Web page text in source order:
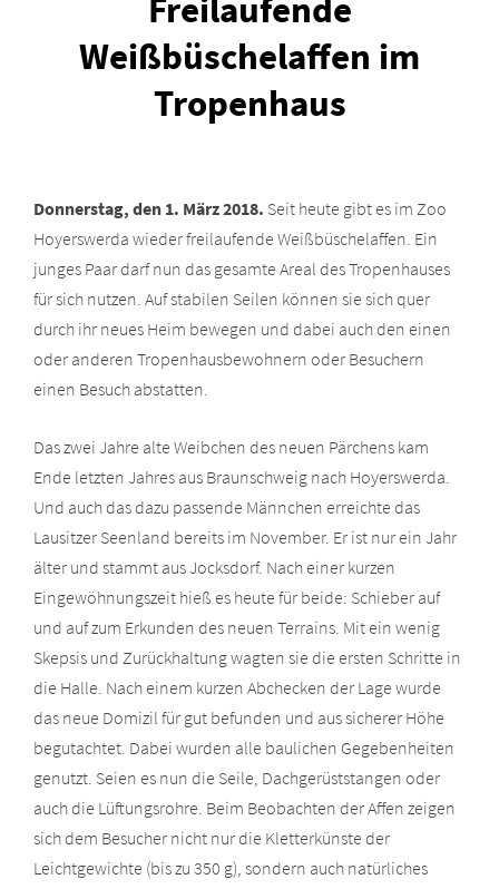
Freilaufende
Weißbüschelaffen im
Tropenhaus
Donnerstag, den 1. März 2018. Seit heute gibt es im Zoo
Hoyerswerda wieder freilaufende Weißbüschelaffen. Ein
junges Paar darf nun das gesamte Areal des Tropenhauses
für sich nutzen. Auf stabilen Seilen können sie sich quer
durch ihr neues Heim bewegen und dabei auch den einen
oder anderen Tropenhausbewohnern oder Besuchern
einen Besuch abstatten.
Das zwei Jahre alte Weibchen des neuen Pärchens kam
Ende letzten Jahres aus Braunschweig nach Hoyerswerda.
Und auch das dazu passende Männchen erreichte das
Lausitzer Seenland bereits im November. Er ist nur ein Jahr
älter und stammt aus Jocksdorf. Nach einer kurzen
Eingewöhnungszeit hieß es heute für beide: Schieber auf
und auf zum Erkunden des neuen Terrains. Mit ein wenig
Skepsis und Zurückhaltung wagten sie die ersten Schritte in
die Halle. Nach einem kurzen Abchecken der Lage wurde
das neue Domizil für gut befunden und aus sicherer Höhe
begutachtet. Dabei wurden alle baulichen Gegebenheiten
genutzt. Seien es nun die Seile, Dachgerüststangen oder
auch die Lüftungsrohre. Beim Beobachten der Affen zeigen
sich dem Besucher nicht nur die Kletterkünste der
Leichtgewichte (bis zu 350 g), sondern auch natürliches